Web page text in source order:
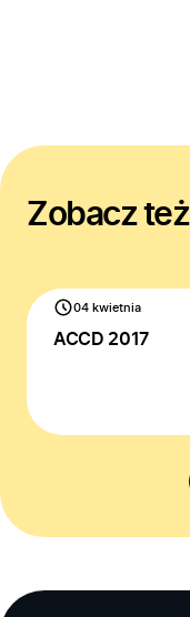
Zobacz też
04 kwietnia
ACCD 2017